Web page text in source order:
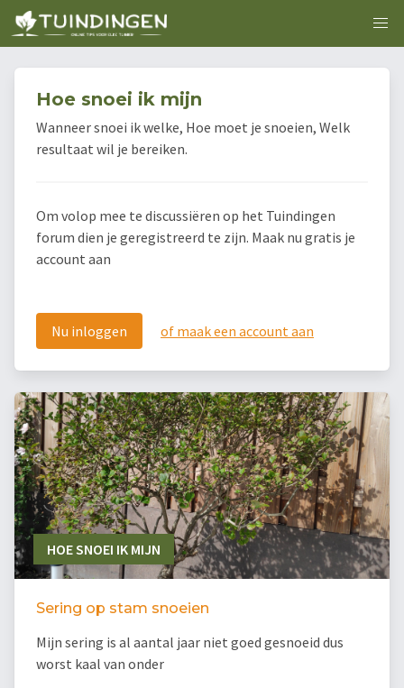
Hoe snoei ik mijn
Wanneer snoei ik welke, Hoe moet je snoeien, Welk
resultaat wil je bereiken.
Om volop mee te discussiëren op het Tuindingen
forum dien je geregistreerd te zijn. Maak nu gratis je
account aan
Nu inloggen of maak een account aan
HOE SNOEI IK MIJN
Sering op stam snoeien
Mijn sering is al aantal jaar niet goed gesnoeid dus
worst kaal van onder